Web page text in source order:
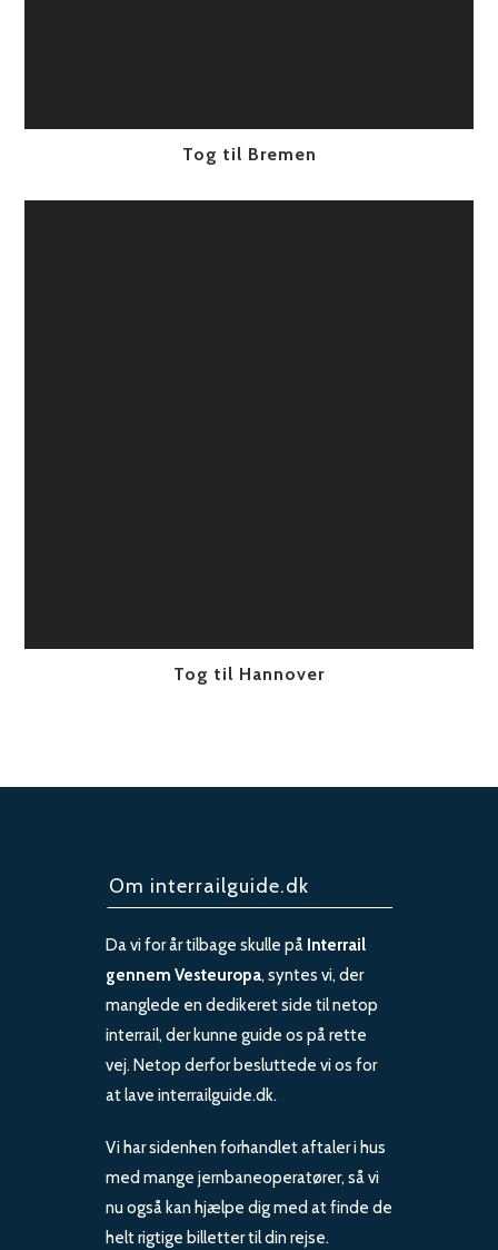
Tog til Bremen
Tog til Hannover
Om interrailguide.dk
Da vi for år tilbage skulle på Interrail
gennem Vesteuropa, syntes vi, der
manglede en dedikeret side til netop
interrail, der kunne guide os på rette
vej. Netop derfor besluttede vi os for
at lave interrailguide.dk.
Vi har sidenhen forhandlet aftaler i hus
med mange jernbaneoperatører, så vi
nu også kan hjælpe dig med at finde de
helt rigtige billetter til din rejse.